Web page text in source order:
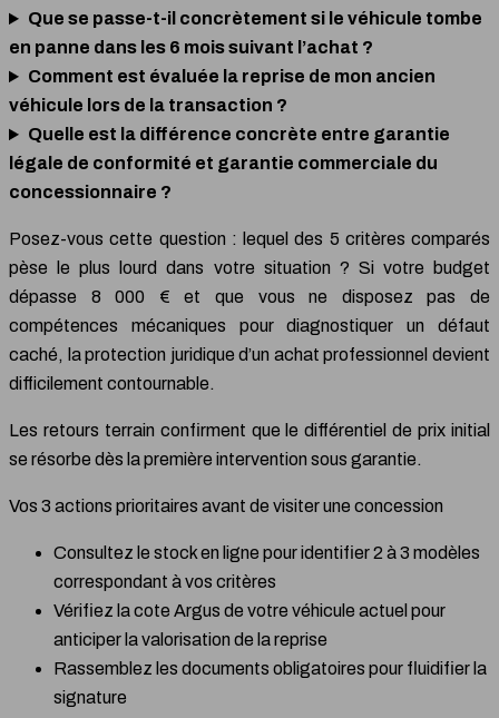
Que se passe-t-il concrètement si le véhicule tombe
en panne dans les 6 mois suivant l’achat ?
Comment est évaluée la reprise de mon ancien
véhicule lors de la transaction ?
Quelle est la différence concrète entre garantie
légale de conformité et garantie commerciale du
concessionnaire ?
Posez-vous cette question : lequel des 5 critères comparés
pèse le plus lourd dans votre situation ? Si votre budget
dépasse 8 000 € et que vous ne disposez pas de
compétences mécaniques pour diagnostiquer un défaut
caché, la protection juridique d’un achat professionnel devient
difficilement contournable.
Les retours terrain confirment que le différentiel de prix initial
se résorbe dès la première intervention sous garantie.
Vos 3 actions prioritaires avant de visiter une concession
Consultez le stock en ligne pour identifier 2 à 3 modèles
correspondant à vos critères
Vérifiez la cote Argus de votre véhicule actuel pour
anticiper la valorisation de la reprise
Rassemblez les documents obligatoires pour fluidifier la
signature